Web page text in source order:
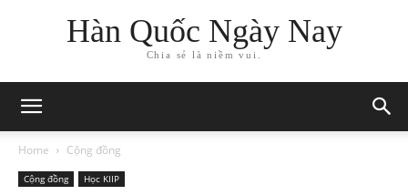
Hàn Quốc Ngày Nay
Chia sẻ là niềm vui.
Home Cộng đồng
Cộng đồng Học KIIP